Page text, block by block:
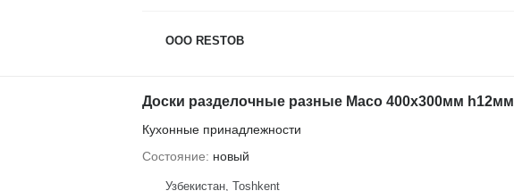
OOO RESTOB
Доски разделочные разные Maco 400х300мм h12мм
Кухонные принадлежности
Состояние
новый
Узбекистан, Тоshkent